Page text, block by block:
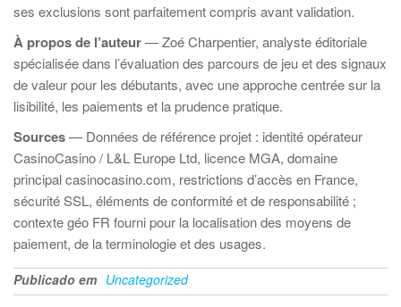
ses exclusions sont parfaitement compris avant validation.
À propos de l’auteur— Zoé Charpentier, analyste éditoriale
spécialisée dans l’évaluation des parcours de jeu et des signaux
de valeur pour les débutants, avec une approche centrée sur la
lisibilité, les paiements et la prudence pratique.
Sources— Données de référence projet : identité opérateur
CasinoCasino / L&L Europe Ltd, licence MGA, domaine
principal casinocasino.com, restrictions d’accès en France,
sécurité SSL, éléments de conformité et de responsabilité ;
contexte géo FR fourni pour la localisation des moyens de
paiement, de la terminologie et des usages.
Publicado em Uncategorized